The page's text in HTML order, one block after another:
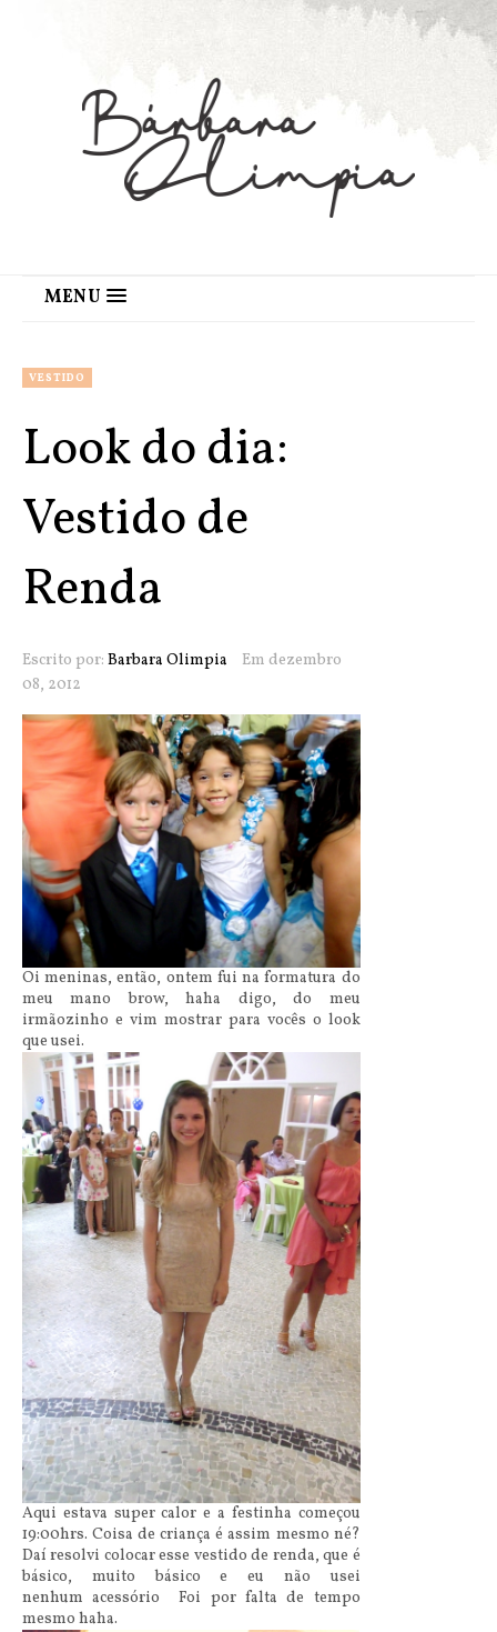
MENU
VESTIDO
Look do dia:
Vestido de
Renda
Escrito por: Barbara Olimpia
Em dezembro
08, 2012
Oi meninas, então, ontem fui na formatura do
meu mano brow, haha digo, do meu
irmãozinho e vim mostrar para vocês o look
que usei.
Aqui estava super calor e a festinha começou
19:00hrs. Coisa de criança é assim mesmo né?
Daí resolvi colocar esse vestido de renda, que é
básico, muito básico e eu não usei
nenhum acessório Foi por falta de tempo
mesmo haha.